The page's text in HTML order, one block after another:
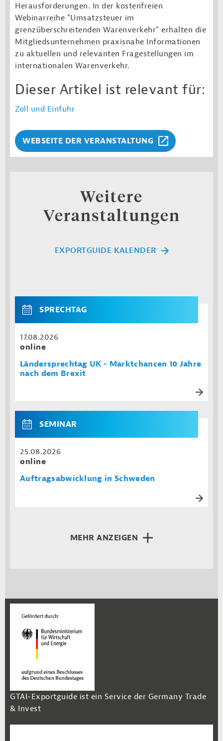
Herausforderungen. In der kostenfreien
Webinarreihe "Umsatzsteuer im
grenzüberschreitenden Warenverkehr" erhalten die
Mitgliedsunternehmen praxisnahe Informationen
zu aktuellen und relevanten Fragestellungen im
internationalen Warenverkehr.
Dieser Artikel ist relevant für:
Zoll und Einfuhr
WEBSEITE DER VERANSTALTUNG
Weitere
Veranstaltungen
EXPORTGUIDE KALENDER
SPRECHTAG
17.08.2026
online
Ländersprechtag UK - Marktchancen 10 Jahre
nach dem Brexit
SEMINAR
25.08.2026
online
Auftragsabwicklung in Schweden
MEHR ANZEIGEN
GTAI-Exportguide ist ein Service der Germany Trade
& Invest